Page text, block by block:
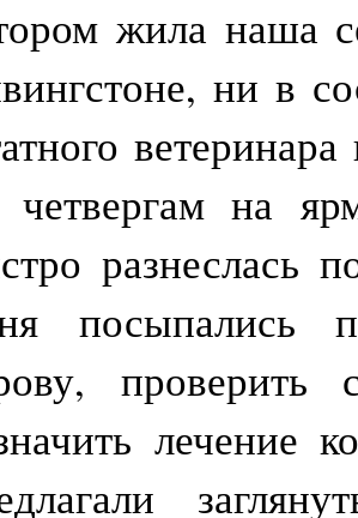
жила наша
ни в
на
разнеслась
посыпались
проверить
лечение